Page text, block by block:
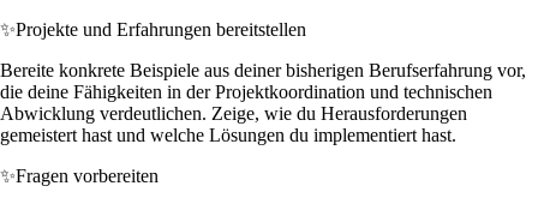
✨Projekte und Erfahrungen bereitstellen
Bereite konkrete Beispiele aus deiner bisherigen Berufserfahrung vor,
die deine Fähigkeiten in der Projektkoordination und technischen
Abwicklung verdeutlichen. Zeige, wie du Herausforderungen
gemeistert hast und welche Lösungen du implementiert hast.
✨Fragen vorbereiten